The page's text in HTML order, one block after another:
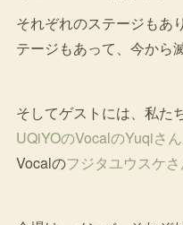
それぞれのステージもあ
テージもあって、今から
そしてゲストには、私た
UQiYOのVocalのYuqiさん
Vocalのフジタユウスケ